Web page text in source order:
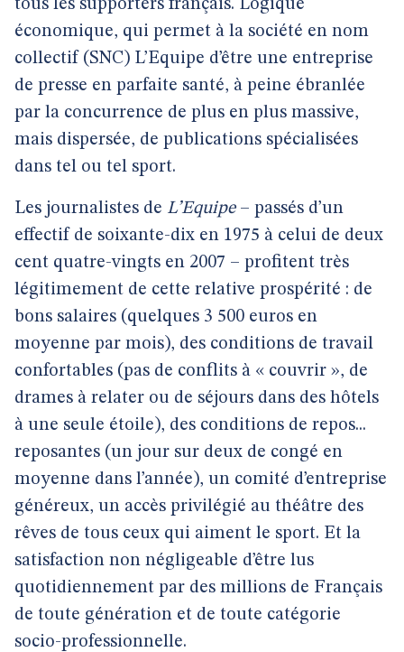
tous les supporters français. Logique
économique, qui permet à la société en nom
collectif (SNC) L’Equipe d’être une entreprise
de presse en parfaite santé, à peine ébranlée
par la concurrence de plus en plus massive,
mais dispersée, de publications spécialisées
dans tel ou tel sport.
Les journalistes de L’Equipe– passés d’un
effectif de soixante-dix en 1975 à celui de deux
cent quatre-vingts en 2007 – profitent très
légitimement de cette relative prospérité : de
bons salaires (quelques 3 500 euros en
moyenne par mois), des conditions de travail
confortables (pas de conflits à « couvrir », de
drames à relater ou de séjours dans des hôtels
à une seule étoile), des conditions de repos...
reposantes (un jour sur deux de congé en
moyenne dans l’année), un comité d’entreprise
généreux, un accès privilégié au théâtre des
rêves de tous ceux qui aiment le sport. Et la
satisfaction non négligeable d’être lus
quotidiennement par des millions de Français
de toute génération et de toute catégorie
socio-professionnelle.